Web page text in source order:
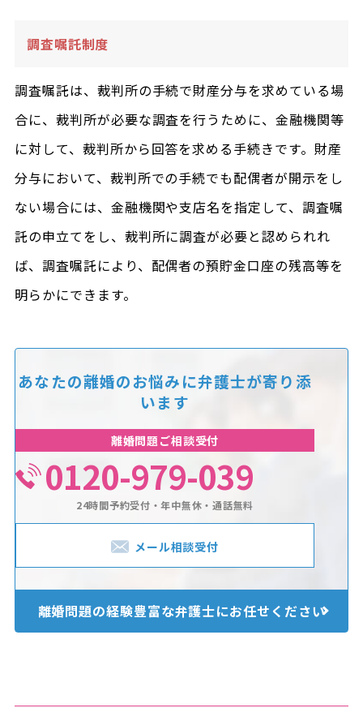
調査嘱託制度
調査嘱託は、裁判所の手続で財産分与を求めている場
合に、裁判所が必要な調査を行うために、金融機関等
に対して、裁判所から回答を求める手続きです。財産
分与において、裁判所での手続でも配偶者が開示をし
ない場合には、金融機関や支店名を指定して、調査嘱
託の申立てをし、裁判所に調査が必要と認められれ
ば、調査嘱託により、配偶者の預貯金口座の残高等を
明らかにできます。
あなたの離婚のお悩みに弁護士が寄り添
います
離婚問題ご相談受付
0120-979-039
24時間予約受付・年中無休・通話無料
メール相談受付
離婚問題の経験豊富な弁護士にお任せください